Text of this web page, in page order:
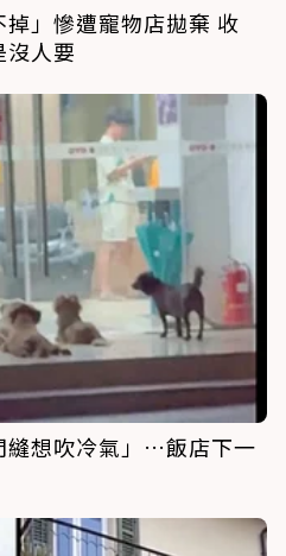
」慘遭寵物店拋棄 收
沒人要
縫想吹冷氣」…飯店下一